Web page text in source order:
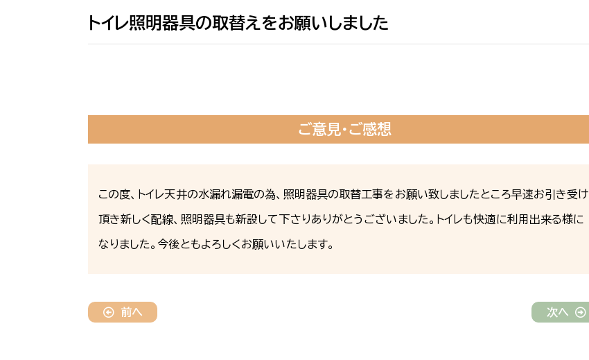
トイレ照明器具の取替えをお願いしました
ご意見・ご感想
この度、トイレ天井の水漏れ漏電の為、照明器具の取替工事をお願い致しましたところ早速お引き受け
頂き新しく配線、照明器具も新設して下さりありがとうございました。トイレも快適に利用出来る様に
なりました。今後ともよろしくお願いいたします。
前へ 次へ